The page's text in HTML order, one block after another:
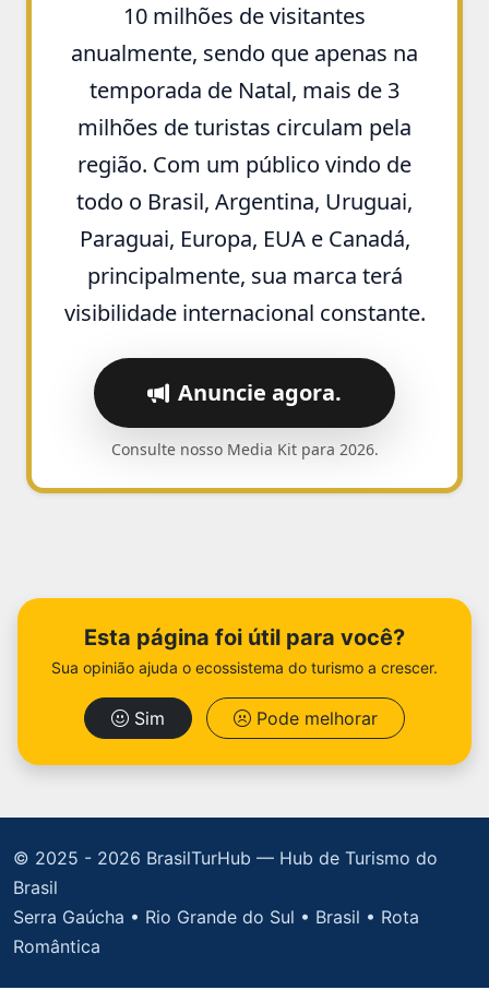
10 milhões de visitantes
anualmente, sendo que apenas na
temporada de Natal, mais de 3
milhões de turistas circulam pela
região. Com um público vindo de
todo o Brasil, Argentina, Uruguai,
Paraguai, Europa, EUA e Canadá,
principalmente, sua marca terá
visibilidade internacional constante.
Anuncie agora.
Consulte nosso Media Kit para 2026.
Esta página foi útil para você?
Sua opinião ajuda o ecossistema do turismo a crescer.
Sim Pode melhorar
© 2025 - 2026 BrasilTurHub — Hub de Turismo do
Brasil
Serra Gaúcha • Rio Grande do Sul • Brasil • Rota
Romântica